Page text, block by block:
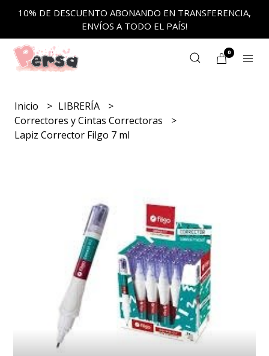
10% DE DESCUENTO ABONANDO EN TRANSFERENCIA,
ENVÍOS A TODO EL PAÍS!
0
Inicio
LIBRERÍA
Correctores y Cintas Correctoras
Lapiz Corrector Filgo 7 ml